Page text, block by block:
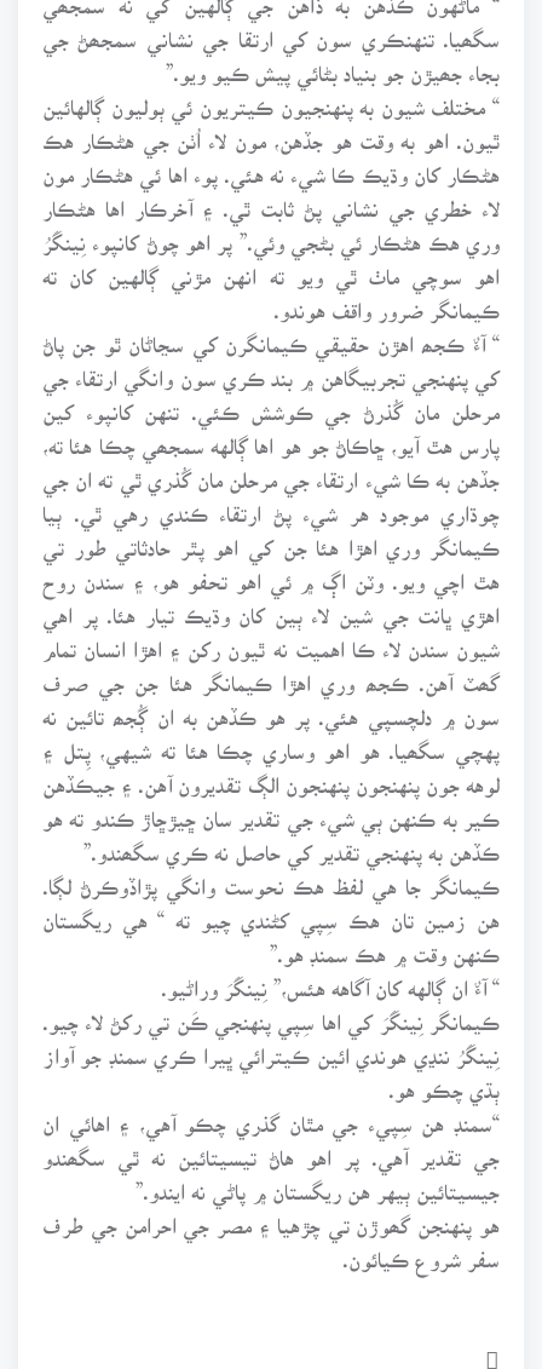
سگھيا. تنهنڪري سون کي ارتقا جي نشاني سمجھڻ جي
بجاء جھيڙن جو بنياد بڻائي پيش ڪيو ويو.”
“ مختلف شيون به پنهنجيون ڪيتريون ئي ٻوليون ڳالهائين
ٿيون. اهو به وقت هو جڏهن، مون لاء اُٺن جي هڻڪار هڪ
هڻڪار کان وڌيڪ ڪا شيء نه هئي. پوء اها ئي هڻڪار مون
لاء خطري جي نشاني پڻ ثابت ٿي. ۽ آخرڪار اها هڻڪار
وري هڪ هڻڪار ئي بڻجي وئي.” پر اهو چوڻ کانپوء نِينگَرُ
اهو سوچي ماٺ ٿي ويو ته انهن مڙني ڳالهين کان ته
ڪيمانگر ضرور واقف هوندو.
“ آءٌ ڪجھ اهڙن حقيقي ڪيمانگرن کي سڃاڻان ٿو جن پاڻ
کي پنهنجي تجربيگاهن ۾ بند ڪري سون وانگي ارتقاء جي
مرحلن مان گُذرڻ جي ڪوشش ڪئي. تنهن کانپوء کين
پارس هٿ آيو، ڇاڪاڻ جو هو اها ڳالهه سمجھي چڪا هئا ته،
جڏهن به ڪا شيء ارتقاء جي مرحلن مان گُذري ٿي ته ان جي
چوڌاري موجود هر شيء پڻ ارتقاء ڪندي رهي ٿي. ٻيا
ڪيمانگر وري اهڙا هئا جن کي اهو پٿر حادثاتي طور تي
هٿ اچي ويو. وٽن اڳ ۾ ئي اهو تحفو هو، ۽ سندن روح
اهڙي ڀانت جي شين لاء ٻين کان وڌيڪ تيار هئا. پر اهي
شيون سندن لاء ڪا اهميت نه ٿيون رکن ۽ اهڙا انسان تمام
گھٽ آهن. ڪجھ وري اهڙا ڪيمانگر هئا جن جي صرف
سون ۾ دلچسپي هئي. پر هو ڪڏهن به ان ڳُجھ تائين نه
پهچي سگھيا. هو اهو وساري چڪا هئا ته شيهي، پِتل ۽
لوهه جون پنهنجون پنهنجون الڳ تقديرون آهن. ۽ جيڪڏهن
ڪير به ڪنهن ٻي شيء جي تقدير سان ڇيڙڇاڙ ڪندو ته هو
ڪڏهن به پنهنجي تقدير کي حاصل نه ڪري سگھندو.”
ڪيمانگر جا هي لفظ هڪ نحوست وانگي پڙاڏوڪرڻ لڳا.
هن زمين تان هڪ سِپي کڻندي چيو ته “ هي ريگستان
ڪنهن وقت ۾ هڪ سمنڊ هو.”
“ آءٌ ان ڳالهه کان آگاهه هئس،” نِينگَرَ وراڻيو.
ڪيمانگر نِينگَرَ کي اها سِپي پنهنجي ڪَن تي رکڻ لاء چيو.
نِينگَرُ ننڍي هوندي ائين ڪيترائي ڀيرا ڪري سمنڊ جو آواز
ٻڌي چڪو هو.
“سمنڊ هن سِپيء جي مٿان گذري چڪو آهي، ۽ اهائي ان
جي تقدير آهي. پر اهو هاڻ تيسيتائين نه ٿي سگھندو
جيسيتائين ٻيهر هن ريگستان ۾ پاڻي نه ايندو.”
هو پنهنجن گھوڙن تي چڙهيا ۽ مصر جي احرامن جي طرف
سفر شروع ڪيائون.
